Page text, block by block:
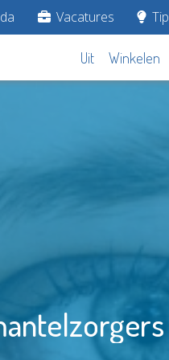
Vacatures
Uit Winkelen